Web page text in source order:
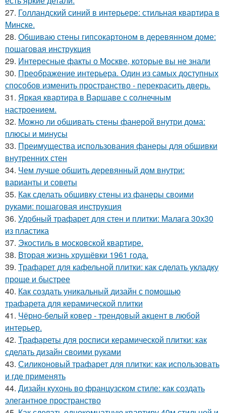
27. Голландский синий в интерьере: стильная квартира в
Минске.
28. Обшиваю стены гипсокартоном в деревянном доме:
пошаговая инструкция
29. Интересные факты о Москве, которые вы не знали
30. Преображение интерьера. Один из самых доступных
способов изменить пространство - перекрасить дверь.
31. Яркая квартира в Варшаве с солнечным
настроением.
32. Можно ли обшивать стены фанерой внутри дома:
плюсы и минусы
33. Преимущества использования фанеры для обшивки
внутренних стен
34. Чем лучше обшить деревянный дом внутри:
варианты и советы
35. Как сделать обшивку стены из фанеры своими
руками: пошаговая инструкция
36. Удобный трафарет для стен и плитки: Малага 30х30
из пластика
37. Экостиль в московской квартире.
38. Вторая жизнь хрущёвки 1961 года.
39. Трафарет для кафельной плитки: как сделать укладку
проще и быстрее
40. Как создать уникальный дизайн с помощью
трафарета для керамической плитки
41. Чёрно-белый ковер - трендовый акцент в любой
интерьер.
42. Трафареты для росписи керамической плитки: как
сделать дизайн своими руками
43. Силиконовый трафарет для плитки: как использовать
и где применять
44. Дизайн кухонь во французском стиле: как создать
элегантное пространство